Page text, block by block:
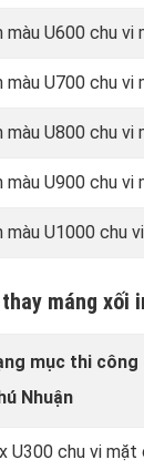
U600 chu
U700 chu
U800 chu
U900 chu
màu U1000 chu
máng xối
mục thi công
Nhuận
U300 chu vi